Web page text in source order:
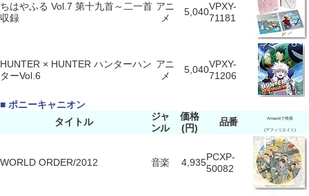
ちはやふる Vol.7 第十九首～二一首
収録
アニ
メ
5,040VPXY-
71181
HUNTER × HUNTER ハンターハン
ターVol.6
アニ
メ
5,040VPXY-
71206
■ ポニーキャニオン
タイトル
ジャ
ンル
価格
(円)
品番 Amazonで検索
(アフィリエイト)
WORLD ORDER/2012 音楽 4,935PCXP-
50082